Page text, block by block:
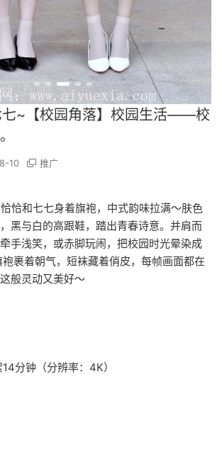
~【校园角落】校园生活——校
10 推广
恰和七七身着旗袍，中式韵味拉满～肤色
黑与白的高跟鞋，踏出青春诗意。并肩而
手浅笑，或赤脚玩闹，把校园时光晕染成
裹着朝气，短袜藏着俏皮，每帧画面都在
般灵动又美好～
分钟（分辨率：4K）